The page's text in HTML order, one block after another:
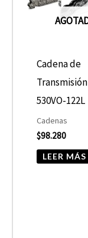
Cadena de
530VO-122L
Cadenas
$98.280
LEER MÁS